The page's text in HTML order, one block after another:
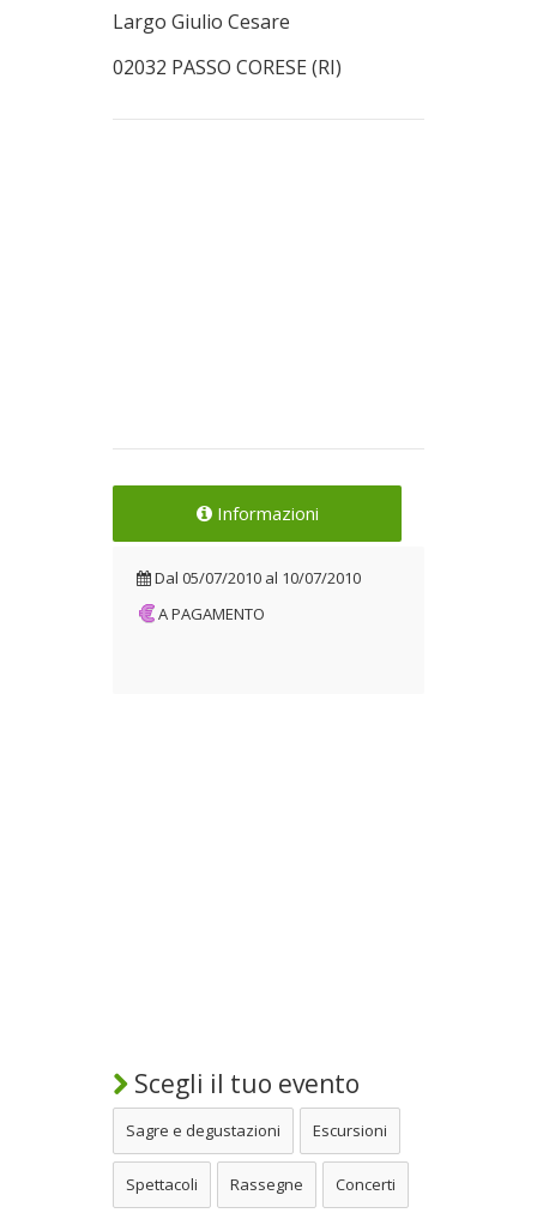
Largo Giulio Cesare
02032 PASSO CORESE (RI)
Informazioni
Dal 05/07/2010 al 10/07/2010
A PAGAMENTO
Scegli il tuo evento
Sagre e degustazioni Escursioni
Spettacoli Rassegne Concerti